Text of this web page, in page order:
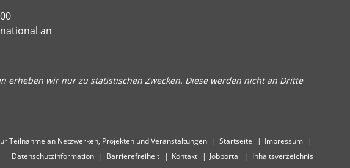
an
erheben wir nur zu statistischen Zwecken. Diese werden nicht an Dritte
Teilnahme an Netzwerken, Projekten und Veranstaltungen Startseite
Impressum
Datenschutzinformation
Barrierefreiheit Kontakt Jobportal Inhaltsverzeichnis